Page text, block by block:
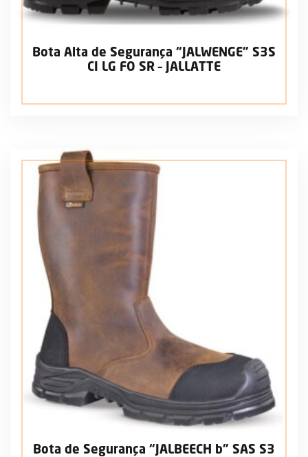
Bota Alta de Segurança “JALWENGE” S3S
CI LG FO SR – JALLATTE
Bota de Segurança “JALBEECH b” SAS S3